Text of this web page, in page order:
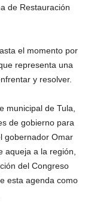
de Restauración
el momento por
representa una
y resolver.
municipal de Tula,
de gobierno para
gobernador Omar
aqueja a la región,
del Congreso
esta agenda como